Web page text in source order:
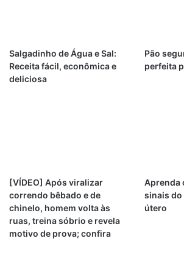
Salgadinho de Água e Sal:
Receita fácil, econômica e
deliciosa
Pão
perfeita
[VÍDEO] Após viralizar
correndo bêbado e de
chinelo, homem volta às
ruas, treina sóbrio e revela
motivo de prova; confira
Aprenda
sinais do
útero